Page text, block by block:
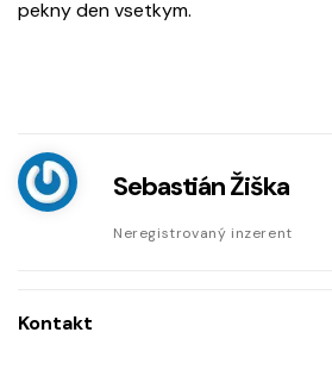
pekny den vsetkym.
Sebastián Žiška
Neregistrovaný inzerent
Kontakt